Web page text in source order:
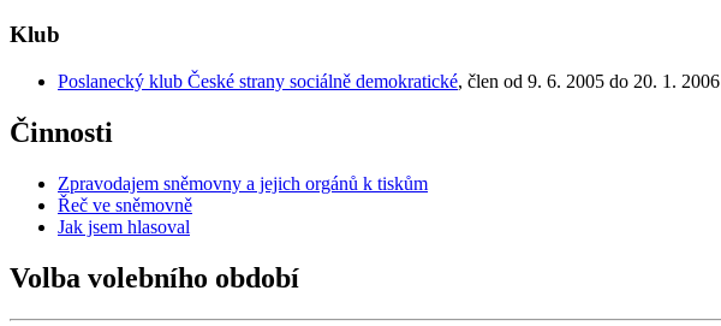
Klub
Poslanecký klub České strany sociálně demokratické, člen od 9. 6. 2005 do 20. 1. 2006
Činnosti
Zpravodajem sněmovny a jejich orgánů k tiskům
Řeč ve sněmovně
Jak jsem hlasoval
Volba volebního období